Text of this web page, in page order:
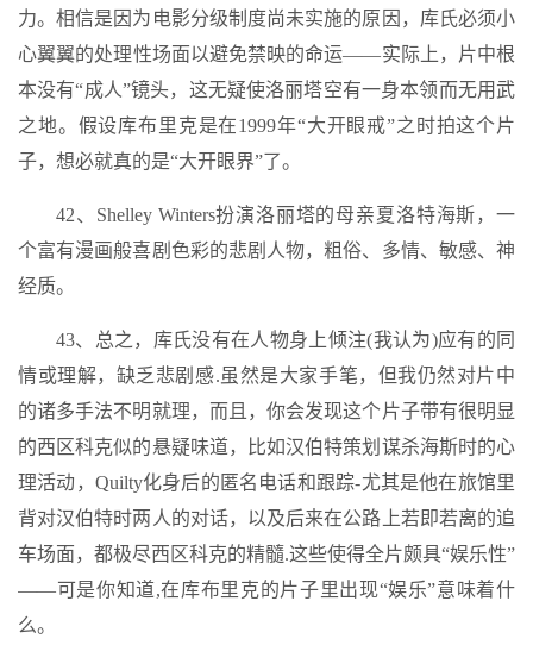
力。相信是因为电影分级制度尚未实施的原因，库氏必须小
心翼翼的处理性场面以避免禁映的命运——实际上，片中根
本没有“成人”镜头，这无疑使洛丽塔空有一身本领而无用武
之地。假设库布里克是在1999年“大开眼戒”之时拍这个片
子，想必就真的是“大开眼界”了。
42、Shelley Winters扮演洛丽塔的母亲夏洛特海斯，一
个富有漫画般喜剧色彩的悲剧人物，粗俗、多情、敏感、神
经质。
43、总之，库氏没有在人物身上倾注(我认为)应有的同
情或理解，缺乏悲剧感.虽然是大家手笔，但我仍然对片中
的诸多手法不明就理，而且，你会发现这个片子带有很明显
的西区科克似的悬疑味道，比如汉伯特策划谋杀海斯时的心
理活动，Quilty化身后的匿名电话和跟踪-尤其是他在旅馆里
背对汉伯特时两人的对话，以及后来在公路上若即若离的追
车场面，都极尽西区科克的精髓.这些使得全片颇具“娱乐性”
——可是你知道,在库布里克的片子里出现“娱乐”意味着什
么。